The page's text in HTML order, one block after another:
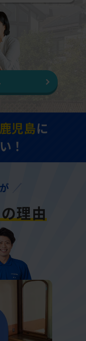
児島に
！
の理由